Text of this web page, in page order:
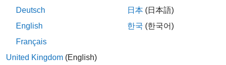
べてのハーネスで指定されたプロパティ値が使用されます。
できます。
はハーネスを作成し、作成されたハーネスに関す
Deutsch
English
Français
United Kingdom (English)
日本 (日本語)
한국 (한국어)